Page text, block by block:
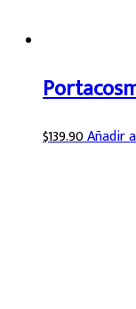
$139.90Añadir